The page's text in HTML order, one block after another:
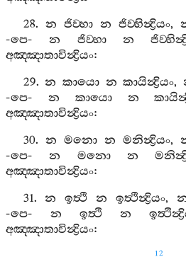
28. න ජිව‍්හා න ජිව‍්හින්‍ද්‍රියං,
-පෙ-න ජිව‍්හා න
අඤ‍්ඤාතාවින්‍ද්‍රියං:
29.න කායො න කායින්‍ද්‍රියං,
-පෙ- න කායො න
අඤ‍්ඤාතාවින්‍ද්‍රියං:
30. න මනො න මනින්‍ද්‍රියං,
-පෙ-න මනො න
අඤ‍්ඤාතාවින්‍ද්‍රියං:
31.න ඉත්‍ථි න ඉත්‍ථින්‍ද්‍රියං,
-පෙ- න ඉත්‍ථි න
අඤ‍්ඤාතාවින්‍ද්‍රියං:
12